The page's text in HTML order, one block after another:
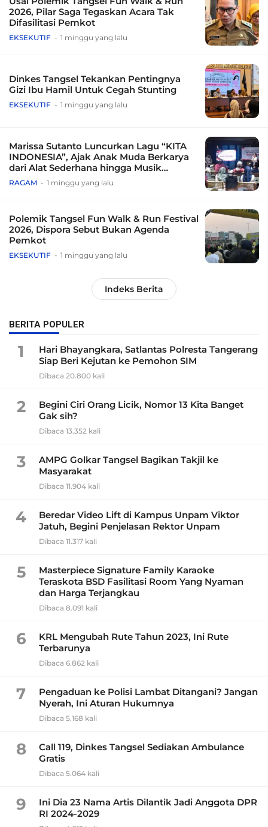
2026, Pilar Saga Tegaskan Acara Tak
Difasilitasi Pemkot
EKSEKUTIF 1 minggu yang lalu
Dinkes Tangsel Tekankan Pentingnya
Gizi Ibu Hamil Untuk Cegah Stunting
EKSEKUTIF 1 minggu yang lalu
Marissa Sutanto Luncurkan Lagu “KITA
INDONESIA”, Ajak Anak Muda Berkarya
dari Alat Sederhana hingga Musik
Tradisional
RAGAM 1 minggu yang lalu
Polemik Tangsel Fun Walk & Run Festival
2026, Dispora Sebut Bukan Agenda
Pemkot
EKSEKUTIF 1 minggu yang lalu
Indeks Berita
BERITA POPULER
1
Hari Bhayangkara, Satlantas Polresta Tangerang
Siap Beri Kejutan ke Pemohon SIM
Dibaca 20.800 kali
2
Begini Ciri Orang Licik, Nomor 13 Kita Banget
Gak sih?
Dibaca 13.352 kali
3
AMPG Golkar Tangsel Bagikan Takjil ke
Masyarakat
Dibaca 11.904 kali
4
Beredar Video Lift di Kampus Unpam Viktor
Jatuh, Begini Penjelasan Rektor Unpam
Dibaca 11.317 kali
5
Masterpiece Signature Family Karaoke
Teraskota BSD Fasilitasi Room Yang Nyaman
dan Harga Terjangkau
Dibaca 8.091 kali
6
KRL Mengubah Rute Tahun 2023, Ini Rute
Terbarunya
Dibaca 6.862 kali
7
Pengaduan ke Polisi Lambat Ditangani? Jangan
Nyerah, Ini Aturan Hukumnya
Dibaca 5.168 kali
8
Call 119, Dinkes Tangsel Sediakan Ambulance
Gratis
Dibaca 5.064 kali
9
Ini Dia 23 Nama Artis Dilantik Jadi Anggota DPR
RI 2024-2029